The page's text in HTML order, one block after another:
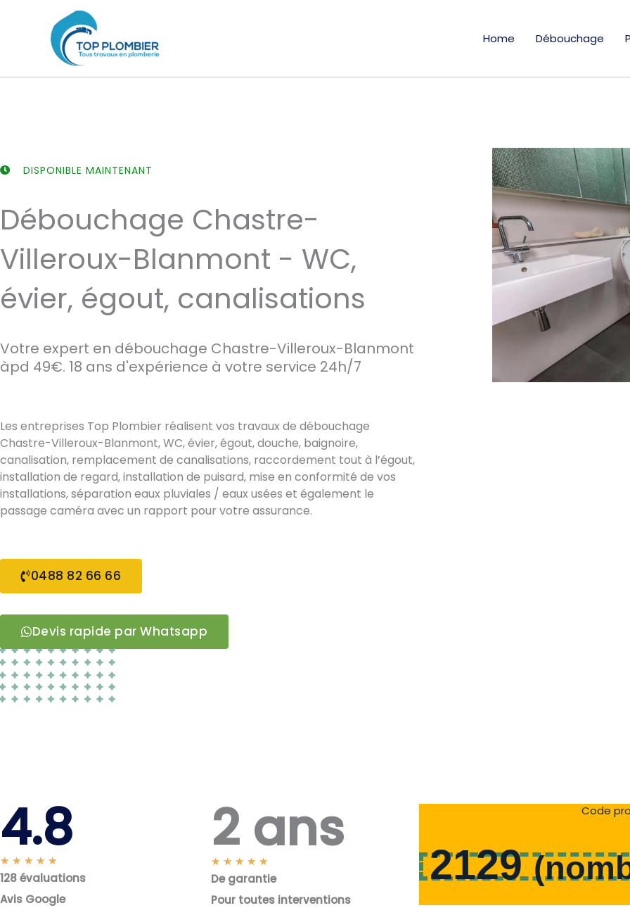
Home Débouchage
DISPONIBLE MAINTENANT
Débouchage Chastre-
Villeroux-Blanmont - WC,
évier, égout, canalisations
Votre expert en débouchage Chastre-Villeroux-Blanmont
àpd 49€. 18 ans d'expérience à votre service 24h/7
Les entreprises Top Plombier réalisent vos travaux de débouchage
Chastre-Villeroux-Blanmont, WC, évier, égout, douche, baignoire,
canalisation, remplacement de canalisations, raccordement tout à l’égout,
installation de regard, installation de puisard, mise en conformité de vos
installations, séparation eaux pluviales / eaux usées et également le
passage caméra avec un rapport pour votre assurance.
0488 82 66 66
Devis rapide par Whatsapp
4.8
★ ★ ★ ★ ★
o
t
128 évaluations
Avis Google
2 ans
★ ★ ★ ★ ★
o
De garantie
Pour toutes interventions
Code
2129(